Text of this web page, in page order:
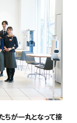
ちが一丸となって接